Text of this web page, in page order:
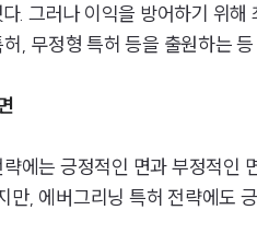
. 그러나 이익을 방어하기 위
, 무정형 특허 등을 출원하는
에는 긍정적인 면과 부정적인
, 에버그리닝 특허 전략에도